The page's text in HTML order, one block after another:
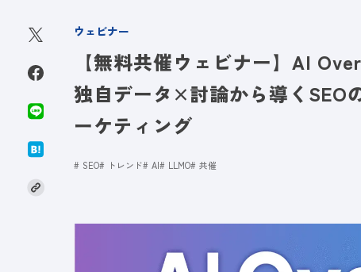
ウェビナー
【無料共催ウェビナー】AI
独自データ×討論から導くSEO
ーケティング
SEO トレンド AI LLMO 共催